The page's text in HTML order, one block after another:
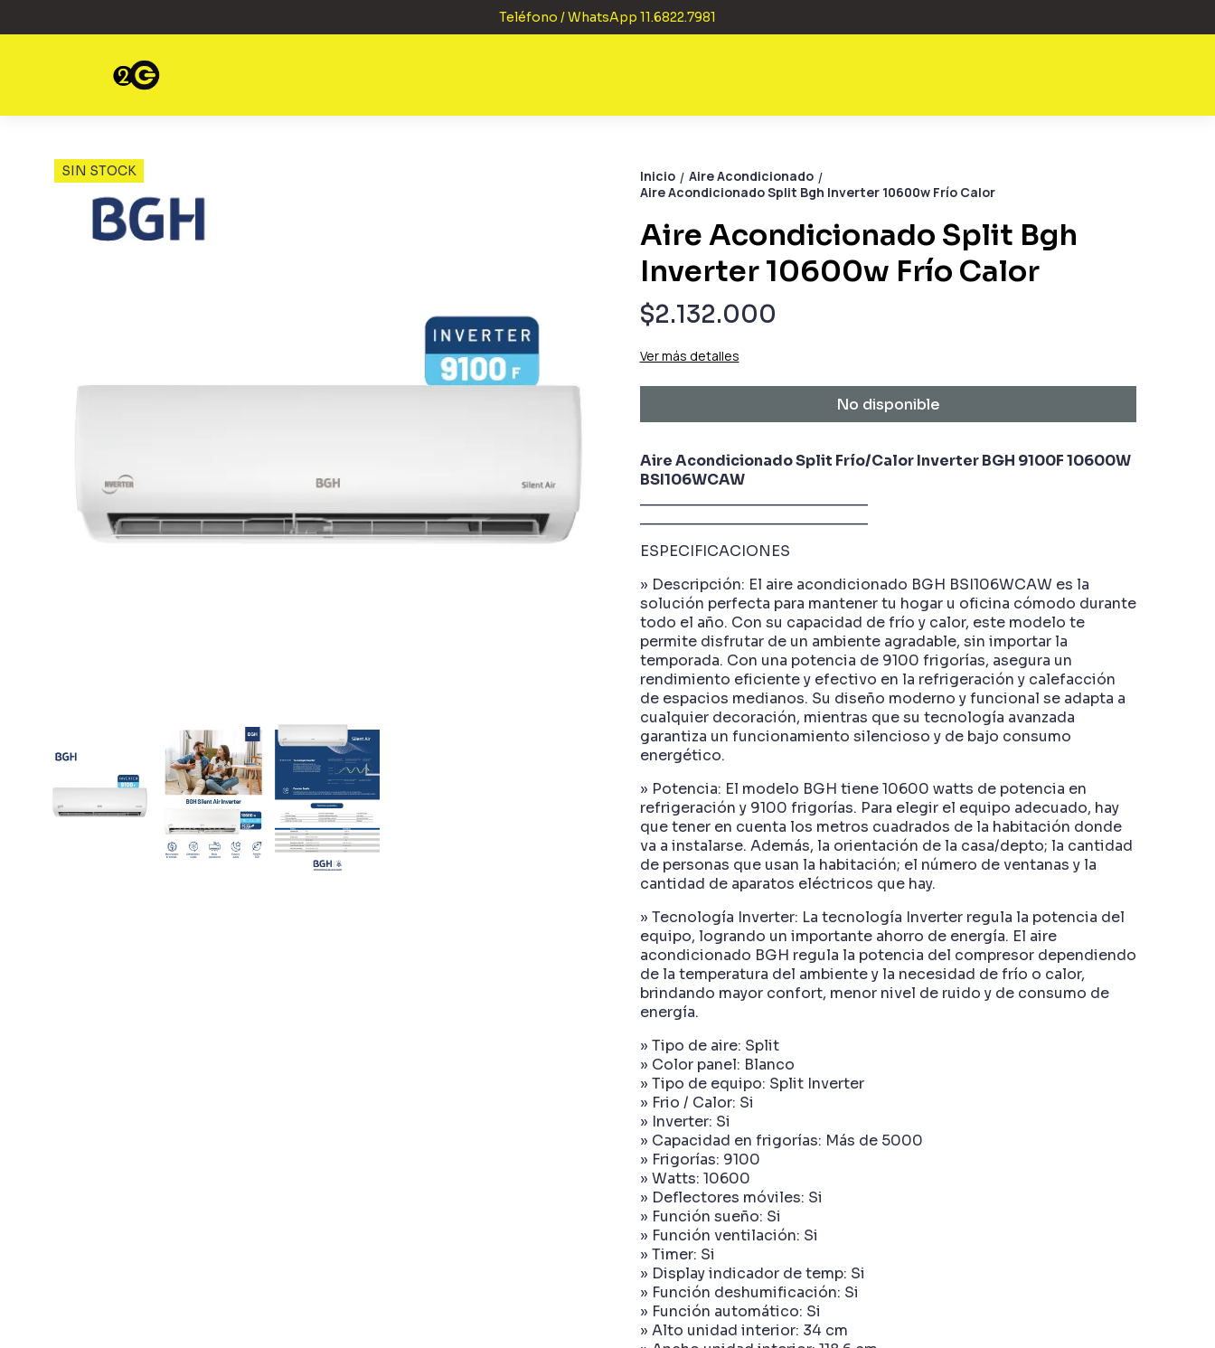
Teléfono / WhatsApp 11.6822.7981
SIN STOCK Inicio / Aire Acondicionado /
Aire Acondicionado Split Bgh Inverter 10600w Frío Calor
Aire Acondicionado Split Bgh
Inverter 10600w Frío Calor
$2.132.000
Ver más detalles
No disponible
Aire Acondicionado Split Frío/Calor Inverter BGH 9100F 10600W
BSI106WCAW
ESPECIFICACIONES
» Descripción: El aire acondicionado BGH BSI106WCAW es la
solución perfecta para mantener tu hogar u oficina cómodo durante
todo el año. Con su capacidad de frío y calor, este modelo te
permite disfrutar de un ambiente agradable, sin importar la
temporada. Con una potencia de 9100 frigorías, asegura un
rendimiento eficiente y efectivo en la refrigeración y calefacción
de espacios medianos. Su diseño moderno y funcional se adapta a
cualquier decoración, mientras que su tecnología avanzada
garantiza un funcionamiento silencioso y de bajo consumo
energético.
» Potencia: El modelo BGH tiene 10600 watts de potencia en
refrigeración y 9100 frigorías. Para elegir el equipo adecuado, hay
que tener en cuenta los metros cuadrados de la habitación donde
va a instalarse. Además, la orientación de la casa/depto; la cantidad
de personas que usan la habitación; el número de ventanas y la
cantidad de aparatos eléctricos que hay.
» Tecnología Inverter: La tecnología Inverter regula la potencia del
equipo, logrando un importante ahorro de energía. El aire
acondicionado BGH regula la potencia del compresor dependiendo
de la temperatura del ambiente y la necesidad de frío o calor,
brindando mayor confort, menor nivel de ruido y de consumo de
energía.
» Tipo de aire: Split
» Color panel: Blanco
» Tipo de equipo: Split Inverter
» Frio / Calor: Si
» Inverter: Si
» Capacidad en frigorías: Más de 5000
» Frigorías: 9100
» Watts: 10600
» Deflectores móviles: Si
» Función sueño: Si
» Función ventilación: Si
» Timer: Si
» Display indicador de temp: Si
» Función deshumificación: Si
» Función automático: Si
» Alto unidad interior: 34 cm